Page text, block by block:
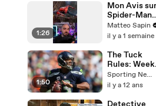
1:26
Mon Avis sur
Spider-Man
Brand NEw
Day
Matteo Sapin
il y a 1 semaine
1:50
The Tuck
Rules: Week
marquee
match-ups
Sporting News
il y a 12 ans